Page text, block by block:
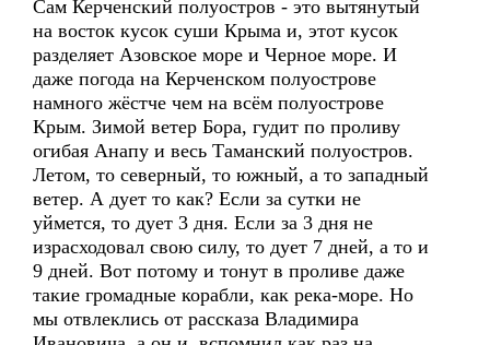
Сам Керченский полуостров - это вытянутый
на восток кусок суши Крыма и, этот кусок
разделяет Азовское море и Черное море. И
даже погода на Керченском полуострове
намного жёстче чем на всём полуострове
Крым. Зимой ветер Бора, гудит по проливу
огибая Анапу и весь Таманский полуостров.
Летом, то северный, то южный, а то западный
ветер. А дует то как? Если за сутки не
уймется, то дует 3 дня. Если за 3 дня не
израсходовал свою силу, то дует 7 дней, а то и
9 дней. Вот потому и тонут в проливе даже
такие громадные корабли, как река-море. Но
мы отвлеклись от рассказа Владимира